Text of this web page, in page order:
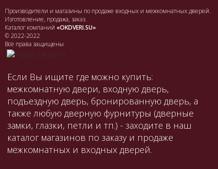
Производители и магазины по продаже входных и межкомнатных дверей.
Изготовление, продажа, заказ.
Каталог компаний «OKDVERI.SU»
© 2022-2022
Все права защищены
Если Вы ищите где можно купить:
межкомнатную двери, входную дверь,
подъездную дверь, бронированную дверь, а
также любую дверную фурнитуры (дверные
замки, глазки, петли и тп.) - заходите в наш
каталог магазинов по заказу и продаже
межкомнатных и входных дверей.